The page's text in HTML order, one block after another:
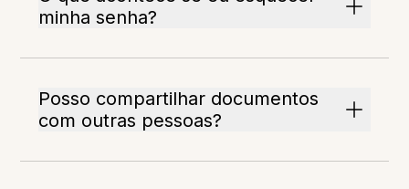
minha senha?
Posso compartilhar documentos
com outras pessoas?